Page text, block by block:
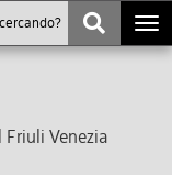
Venezia